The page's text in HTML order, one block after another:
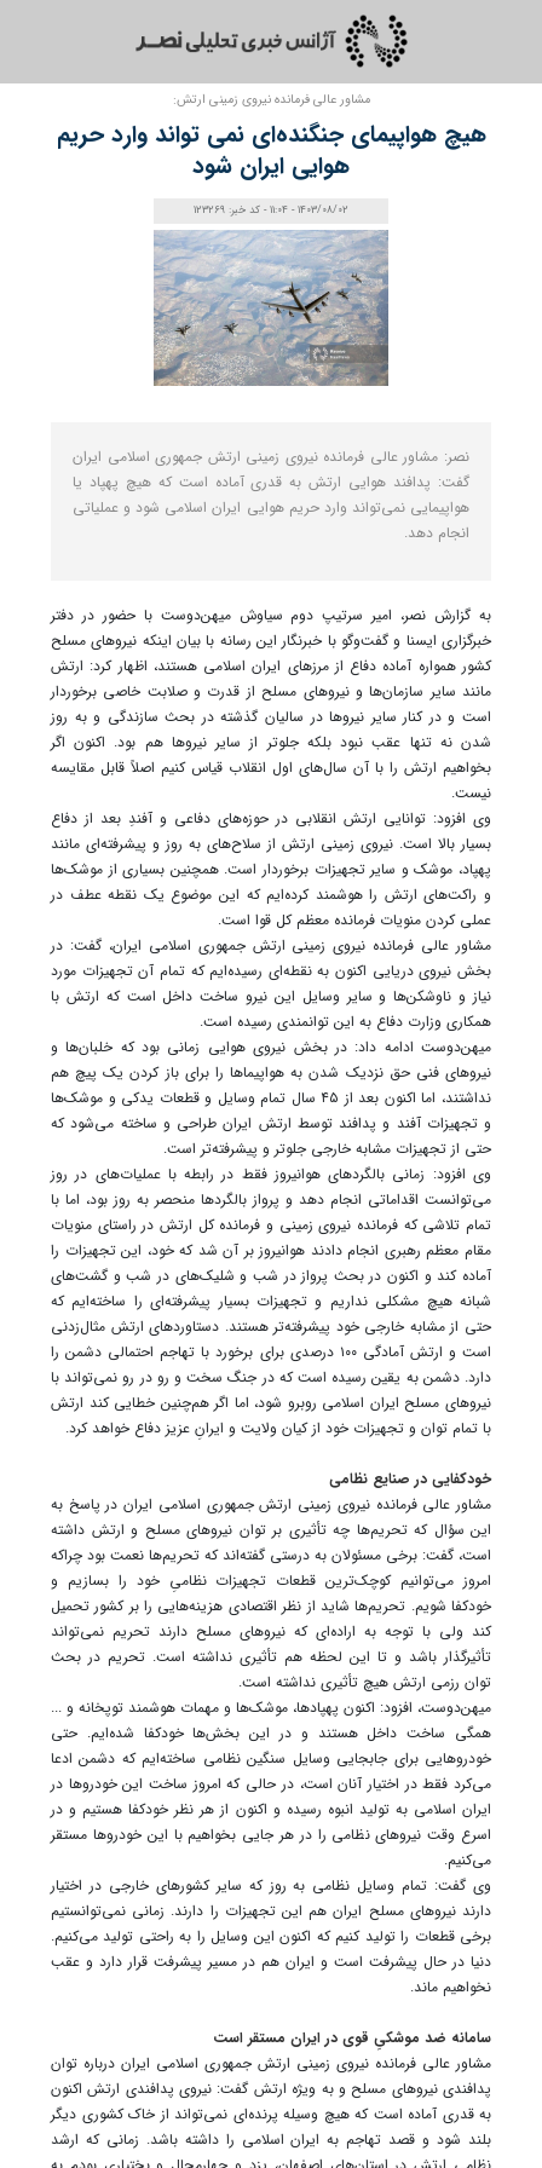
مشاور عالی فرمانده نیروی زمینی ارتش:
هیچ هواپیمای جنگنده‌ای نمی‌ تواند وارد حریم
هوایی ایران شود
1403/08/02 - 11:04 - کد خبر: 123269
نصر: مشاور عالی فرمانده نیروی زمینی ارتش جمهوری اسلامی ایران
گفت: پدافند هوایی ارتش به قدری آماده است که هیچ پهپاد یا
هواپیمایی نمی‌تواند وارد حریم هوایی ایران اسلامی شود و عملیاتی
انجام دهد.
به گزارش نصر، امیر سرتیپ دوم سیاوش میهن‌دوست با حضور در دفتر
خبرگزاری ایسنا و گفت‌وگو با خبرنگار این رسانه با بیان اینکه نیروهای مسلح
کشور همواره آماده دفاع از مرزهای ایران اسلامی هستند، اظهار کرد: ارتش
مانند سایر سازمان‌ها و نیروهای مسلح از قدرت و صلابت خاصی برخوردار
است و در کنار سایر نیروها در سالیان گذشته در بحث سازندگی و به روز
شدن نه تنها عقب نبود بلکه جلوتر از سایر نیروها هم بود. اکنون اگر
بخواهیم ارتش را با آن سال‌های اول انقلاب قیاس کنیم اصلاً قابل مقایسه
نیست.
وی افزود: توانایی ارتش انقلابی در حوزه‌های دفاعی و آفندِ بعد از دفاع
بسیار بالا است. نیروی زمینی ارتش از سلاح‌های به روز و پیشرفته‌ای مانند
پهپاد، موشک و سایر تجهیزات برخوردار است. همچنین بسیاری از موشک‌ها
و راکت‌های ارتش را هوشمند کرده‌ایم که این موضوع یک نقطه عطف در
عملی کردن منویات فرمانده معظم کل قوا است.
مشاور عالی فرمانده نیروی زمینی ارتش جمهوری اسلامی ایران، گفت: در
بخش نیروی دریایی اکنون به نقطه‌ای رسیده‌ایم که تمام آن تجهیزات مورد
نیاز و ناوشکن‌ها و سایر وسایل این نیرو ساخت داخل است که ارتش با
همکاری وزارت دفاع به این توانمندی رسیده است.
میهن‌دوست ادامه داد: در بخش نیروی هوایی زمانی بود که خلبان‌ها و
نیروهای فنی حق نزدیک شدن به هواپیماها را برای باز کردن یک پیچ هم
نداشتند، اما اکنون بعد از ۴۵ سال تمام وسایل و قطعات یدکی و موشک‌ها
و تجهیزات آفند و پدافند توسط ارتش ایران طراحی و ساخته می‌شود که
حتی از تجهیزات مشابه خارجی جلوتر و پیشرفته‌تر است.
وی افزود: زمانی بالگردهای هوانیروز فقط در رابطه با عملیات‌های در روز
می‌توانست اقداماتی انجام دهد و پرواز بالگردها منحصر به روز بود، اما با
تمام تلاشی که فرمانده نیروی زمینی و فرمانده کل ارتش در راستای منویات
مقام معظم رهبری انجام دادند هوانیروز بر آن شد که خود، این تجهیزات را
آماده کند و اکنون در بحث پرواز در شب و شلیک‌های در شب و گشت‌های
شبانه هیچ مشکلی نداریم و تجهیزات بسیار پیشرفته‌ای را ساخته‌ایم که
حتی از مشابه خارجی خود پیشرفته‌تر هستند. دستاوردهای ارتش مثال‌زدنی
است و ارتش آمادگی ۱۰۰ درصدی برای برخورد با تهاجم احتمالی دشمن را
دارد. دشمن به یقین رسیده است که در جنگ سخت و رو در رو نمی‌تواند با
نیروهای مسلح ایران اسلامی روبرو شود، اما اگر هم‌چنین خطایی کند ارتش
با تمام توان و تجهیزات خود از کیان ولایت و ایرانِ عزیز دفاع خواهد کرد.
خودکفایی در صنایع نظامی
مشاور عالی فرمانده نیروی زمینی ارتش جمهوری اسلامی ایران در پاسخ به
این سؤال که تحریم‌ها چه تأثیری بر توان نیروهای مسلح و ارتش داشته
است، گفت: برخی مسئولان به درستی گفته‌اند که تحریم‌ها نعمت بود چراکه
امروز می‌توانیم کوچک‌ترین قطعات تجهیزات نظامیِ خود را بسازیم و
خودکفا شویم. تحریم‌ها شاید از نظر اقتصادی هزینه‌هایی را بر کشور تحمیل
کند ولی با توجه به اراده‌ای که نیروهای مسلح دارند تحریم نمی‌تواند
تأثیرگذار باشد و تا این لحظه هم تأثیری نداشته است. تحریم در بحث
توان رزمی ارتش هیچ تأثیری نداشته است.
میهن‌دوست، افزود: اکنون پهپادها، موشک‌ها و مهمات هوشمند توپخانه و ...
همگی ساخت داخل هستند و در این بخش‌ها خودکفا شده‌ایم. حتی
خودروهایی برای جابجایی وسایل سنگین نظامی ساخته‌ایم که دشمن ادعا
می‌کرد فقط در اختیار آنان است، در حالی که امروز ساخت این خودروها در
ایران اسلامی به تولید انبوه رسیده و اکنون از هر نظر خودکفا هستیم و در
اسرع وقت نیروهای نظامی را در هر جایی بخواهیم با این خودروها مستقر
می‌کنیم.
وی گفت: تمام وسایل نظامی به روز که سایر کشورهای خارجی در اختیار
دارند نیروهای مسلح ایران هم این تجهیزات را دارند. زمانی نمی‌توانستیم
برخی قطعات را تولید کنیم که اکنون این وسایل را به راحتی تولید می‌کنیم.
دنیا در حال پیشرفت است و ایران هم در مسیر پیشرفت قرار دارد و عقب
نخواهیم ماند.
سامانه ضد موشکیِ قوی در ایران مستقر است
مشاور عالی فرمانده نیروی زمینی ارتش جمهوری اسلامی ایران درباره توان
پدافندی نیروهای مسلح و به ویژه ارتش گفت: نیروی پدافندی ارتش اکنون
به قدری آماده است که هیچ وسیله پرنده‌ای نمی‌تواند از خاک کشوری دیگر
بلند شود و قصد تهاجم به ایران اسلامی را داشته باشد. زمانی که ارشد